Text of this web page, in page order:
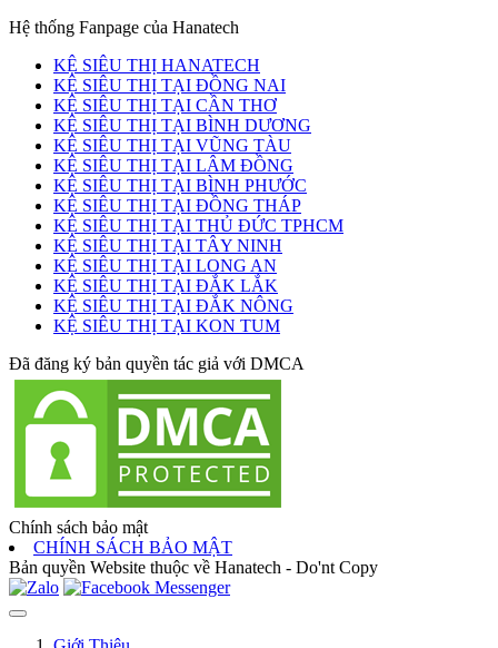
Hệ thống Fanpage của Hanatech
KỆ SIÊU THỊ HANATECH
KỆ SIÊU THỊ TẠI ĐỒNG NAI
KỆ SIÊU THỊ TẠI CẦN THƠ
KỆ SIÊU THỊ TẠI BÌNH DƯƠNG
KỆ SIÊU THỊ TẠI VŨNG TÀU
KỆ SIÊU THỊ TẠI LÂM ĐỒNG
KỆ SIÊU THỊ TẠI BÌNH PHƯỚC
KỆ SIÊU THỊ TẠI ĐỒNG THÁP
KỆ SIÊU THỊ TẠI THỦ ĐỨC TPHCM
KỆ SIÊU THỊ TẠI TÂY NINH
KỆ SIÊU THỊ TẠI LONG AN
KỆ SIÊU THỊ TẠI ĐẮK LẮK
KỆ SIÊU THỊ TẠI ĐẮK NÔNG
KỆ SIÊU THỊ TẠI KON TUM
Đã đăng ký bản quyền tác giả với DMCA
Chính sách bảo mật
CHÍNH SÁCH BẢO MẬT
Bản quyền Website thuộc về Hanatech - Do'nt Copy